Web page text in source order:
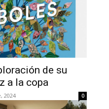
de su
a la copa
2024 0